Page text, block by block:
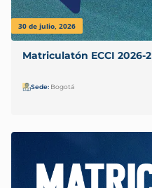
30 de julio, 2026
Matriculatón ECCI 2026-2
Sede: Bogotá